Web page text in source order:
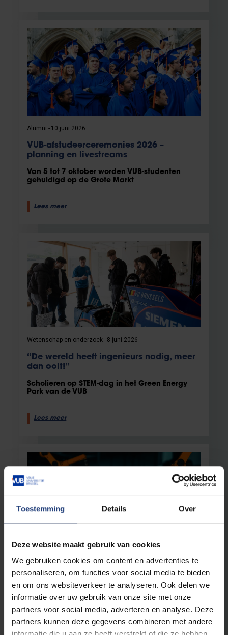
Toestemming Details Over
Deze website maakt gebruik van cookies
We gebruiken cookies om content en advertenties te
personaliseren, om functies voor social media te bieden
en om ons websiteverkeer te analyseren. Ook delen we
informatie over uw gebruik van onze site met onze
partners voor social media, adverteren en analyse. Deze
partners kunnen deze gegevens combineren met andere
Alumni 10 juni 2026
VUB-afstudeerceremonies 2026 –
planning en livestreams
Van 5 tot 7 oktober worden VUB-studenten
gehuldigd op de Grote Markt
Lees meer
Wetenschap en onderzoek 8 juni 2026
“De wereld heeft ingenieurs nodig, meer
dan ooit!”
Scholieren op STEM-dag in het Green Energy
Park van de VUB
Lees meer
Voor de humanoïde robot moeten we
geen ChatGPT-moment verwachten
Opinie van professor robotica VUB en Imec,
Lees meer